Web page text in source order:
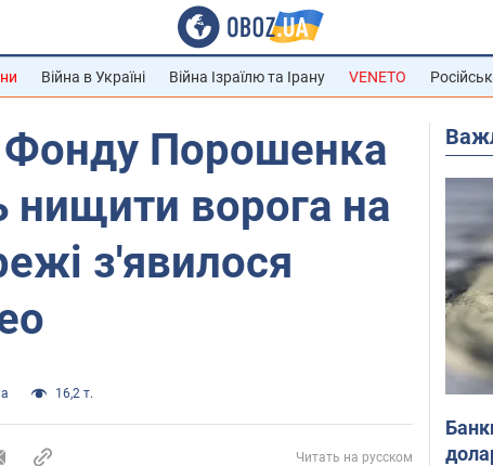
Війна в Україні Війна Ізраїлю та Ірану VENETO
Фонду Порошенка
ворога на
з'явилося
16,2 т.
Читать на русском